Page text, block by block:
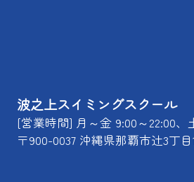
波之上スイミングスクール
[営業時間] 月～金 9:00～22:00、
〒900-0037 沖縄県那覇市辻3丁目